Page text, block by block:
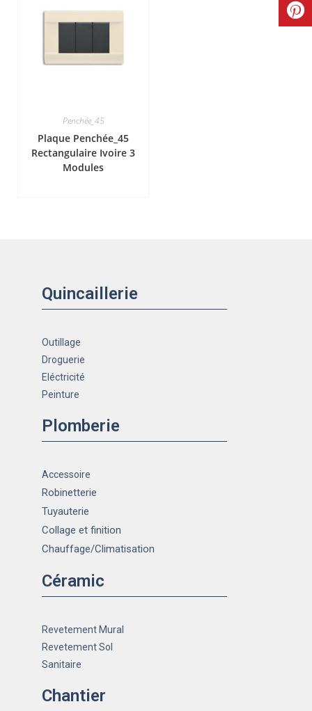
Penchée_45
Plaque Penchée_45
Rectangulaire Ivoire 3
Modules
Quincaillerie
Outillage
Droguerie
Eléctricité
Peinture
Plomberie
Accessoire
Robinetterie
Tuyauterie
Collage et finition
Chauffage/Climatisation
Céramic
Revetement Mural
Revetement Sol
Sanitaire
Chantier